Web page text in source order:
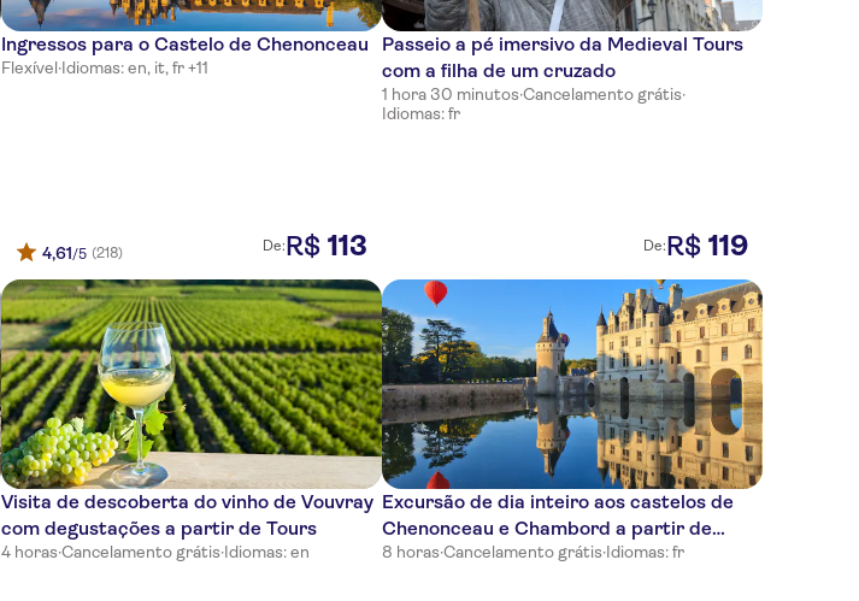
Ingressos para o Castelo de Chenonceau
Flexível·Idiomas: en, it, fr +11
4,61/5 (218) De:R$ 113
Passeio a pé imersivo da Medieval Tours
com a filha de um cruzado
1 hora 30 minutos·Cancelamento grátis·
Idiomas: fr
De:R$ 119
Visita de descoberta do vinho de Vouvray
com degustações a partir de Tours
4 horas·Cancelamento grátis·Idiomas: en
Excursão de dia inteiro aos castelos de
Chenonceau e Chambord a partir de
Tours
8 horas·Cancelamento grátis·Idiomas: fr